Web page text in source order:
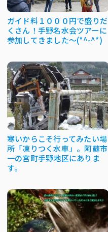
ガイド料１０００円で盛りだ
くさん！手野名水会ツアーに
参加してきました～(*^-^*)
寒いからこそ行ってみたい場
所「凍りつく水車」。阿蘇市
一の宮町手野地区にありま
す。